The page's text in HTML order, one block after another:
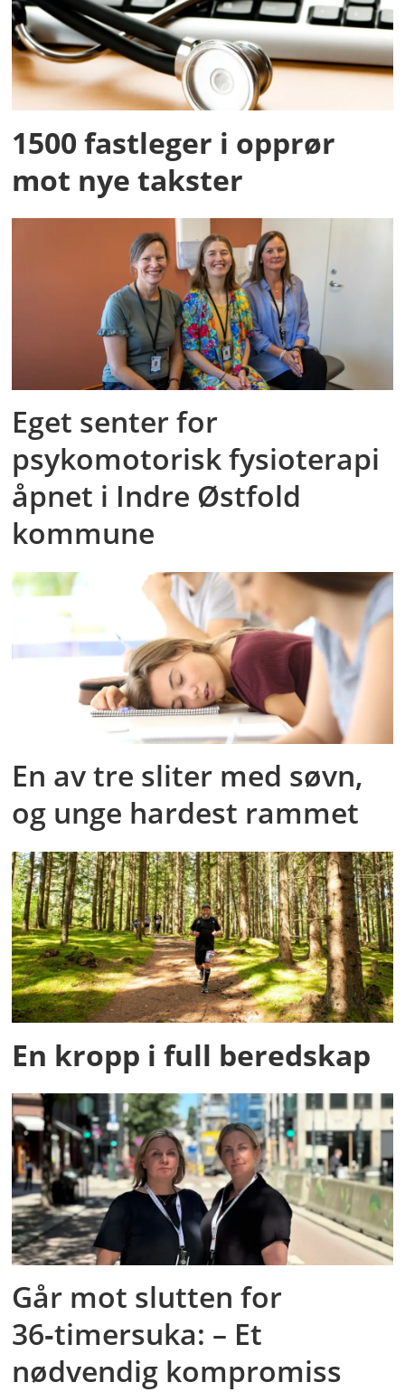
1500 fastleger i opprør
mot nye takster
Eget senter for
psykomotorisk fysioterapi
åpnet i Indre Østfold
kommune
En av tre sliter med søvn,
og unge hardest rammet
En kropp i full beredskap
Går mot slutten for
36‑timersuka: – Et
nødvendig kompromiss